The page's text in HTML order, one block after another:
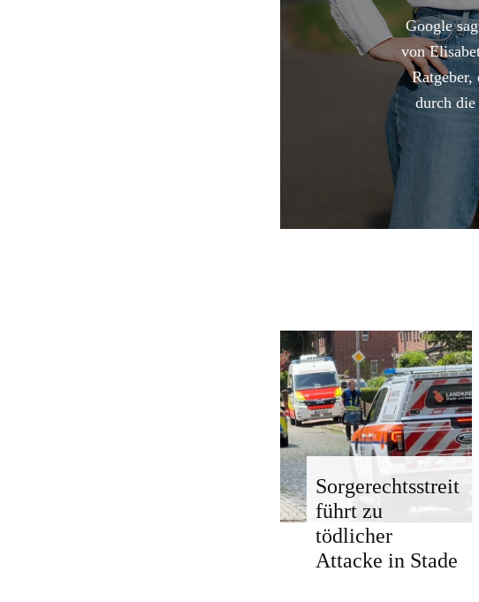
Google
von
durch
Sorgerechtsstreit
führt zu
tödlicher
Attacke in Stade